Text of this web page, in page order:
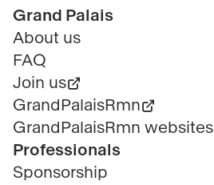
Pied
de
page
Grand Palais
About us
FAQ
Join us
GrandPalaisRmn
GrandPalaisRmn websites
Professionals
Sponsorship